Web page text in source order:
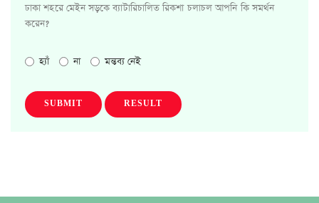
ঢাকা শহরে মেইন সড়কে ব্যাটারিচালিত রিকশা চলাচল আপনি কি সমর্থন
করেন?
হ্যাঁ না মন্তব্য নেই
SUBMIT RESULT